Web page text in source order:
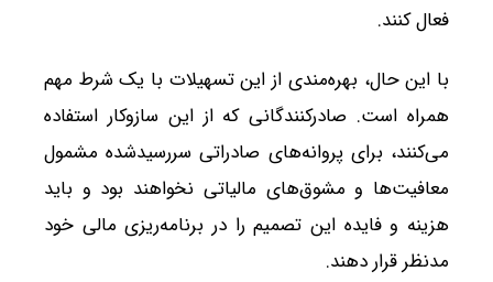
فعال کنند.
با این حال، بهره‌مندی از این تسهیلات با یک شرط مهم
همراه است. صادرکنندگانی که از این سازوکار استفاده
می‌کنند، برای پروانه‌های صادراتی سررسیدشده مشمول
معافیت‌ها و مشوق‌های مالیاتی نخواهند بود و باید
هزینه و فایده این تصمیم را در برنامه‌ریزی مالی خود
مدنظر قرار دهند.